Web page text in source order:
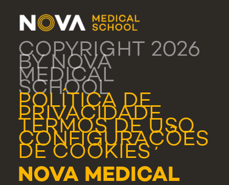
COPYRIGHT 2026
BY NOVA
MEDICAL
SCHOOL
POLÍTICA DE
PRIVACIDADE
TERMOS DE USO
CONFIGURAÇÕES
DE COOKIES
NOVA MEDICAL